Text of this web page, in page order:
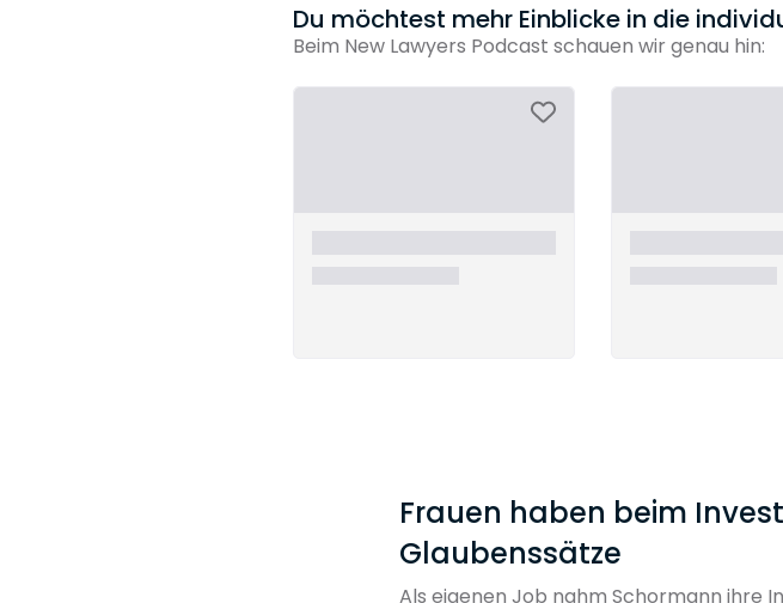
Du möchtest mehr Einblicke in die
Beim New Lawyers Podcast schauen wir genau hin:
Frauen haben beim
Glaubenssätze
Als eigenen Job nahm Schormann ihre